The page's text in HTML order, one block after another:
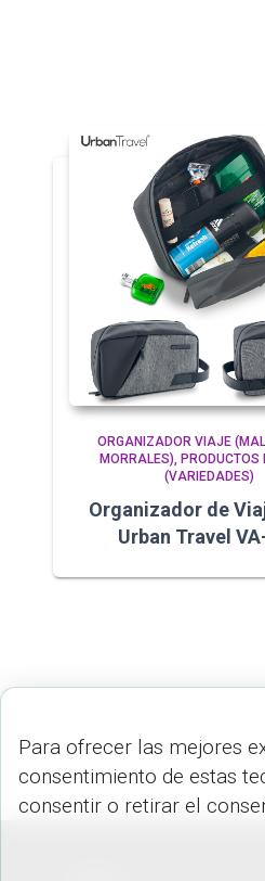
Para ofrecer las mejores
consentimiento de estas
consentir o retirar el
ORGANIZADOR VIAJE
MORRALES)
PRODUCTOS
(VARIEDADES)
Organizador de
Urban Travel